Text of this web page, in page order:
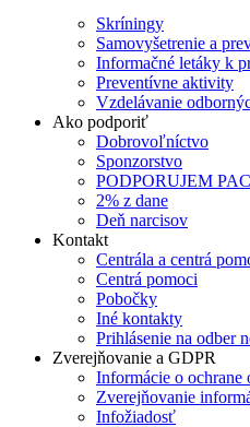
Skríningy
Samovyšetrenie a
Informačné letáky k
Preventívne aktivity
Vzdelávanie
Ako podporiť
Dobrovoľníctvo
Sponzorstvo
PODPORUJEM
2% z dane
Deň narcisov
Kontakt
Centrála a centrá
Centrá pomoci
Pobočky
Iné kontakty
Prihlásenie na odber
Zverejňovanie a GDPR
Informácie o ochrane
Zverejňovanie
Infožiadosť